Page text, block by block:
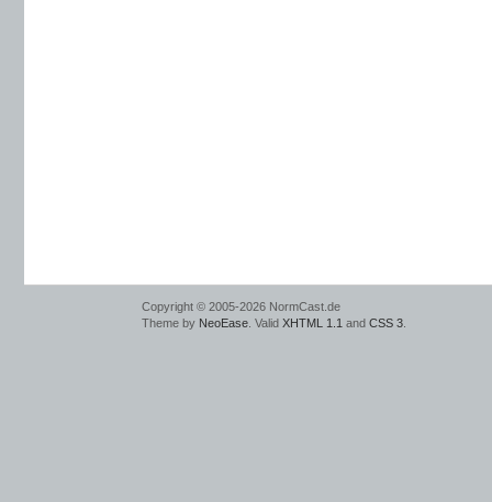
Copyright © 2005-2026 NormCast.de
Theme by NeoEase . Valid XHTML 1.1 and CSS 3